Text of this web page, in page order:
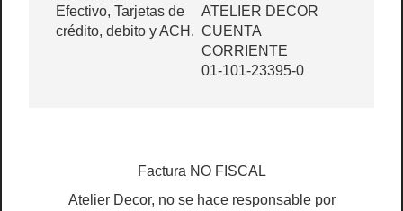
Efectivo, Tarjetas de
crédito, debito y ACH.
ATELIER DECOR
CUENTA
CORRIENTE
01-101-23395-0
Factura NO FISCAL
Atelier Decor, no se hace responsable por